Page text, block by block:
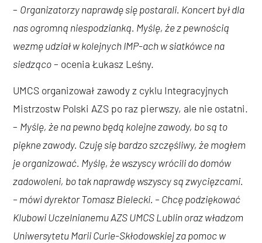
– Organizatorzy naprawdę się postarali. Koncert był dla
nas ogromną niespodzianką. Myślę, że z pewnością
wezmę udział w kolejnych IMP-ach w siatkówce na
siedząco– ocenia Łukasz Leśny.
UMCS organizował zawody z cyklu Integracyjnych
Mistrzostw Polski AZS po raz pierwszy, ale nie ostatni.
– Myślę, że na pewno będą kolejne zawody, bo są to
piękne zawody. Czuję się bardzo szczęśliwy, że mogłem
je organizować. Myślę, że wszyscy wrócili do domów
zadowoleni, bo tak naprawdę wszyscy są zwycięzcami.
– mówi dyrektor Tomasz Bielecki. – Chcę podziękować
Klubowi Uczelnianemu AZS UMCS Lublin oraz władzom
Uniwersytetu Marii Curie-Skłodowskiej za pomoc w